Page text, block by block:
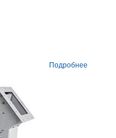
Подробнее